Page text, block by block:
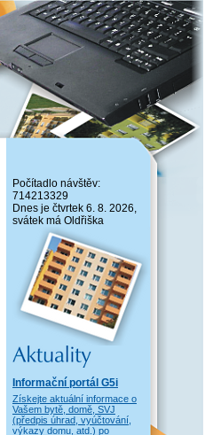
Počítadlo návštěv:
714213329
Dnes je čtvrtek 6. 8. 2026,
svátek má Oldřiška
Informační portál G5i
Získejte aktuální informace o
Vašem bytě, domě, SVJ
(předpis úhrad, vyúčtování,
výkazy domu, atd.) po